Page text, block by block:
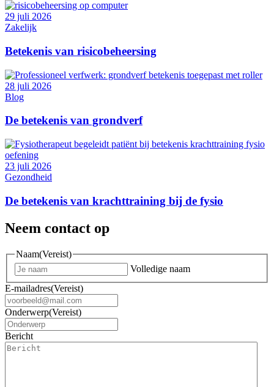
29 juli 2026
Zakelijk
Betekenis van risicobeheersing
28 juli 2026
Blog
De betekenis van grondverf
23 juli 2026
Gezondheid
De betekenis van krachttraining bij de fysio
Neem contact op
Naam(Vereist)
Volledige naam
E-mailadres(Vereist)
Onderwerp(Vereist)
Bericht